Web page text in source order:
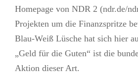
Homepage von NDR 2 (ndr.de/
Projekten um die Finanzspritze
Blau-Weiß Lüsche hat sich hier
„Geld für die Guten“ ist die
Aktion dieser Art.